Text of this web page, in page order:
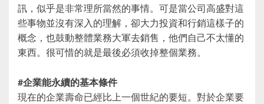
訊，似乎是非常理所當然的事情。可是當公司高盛對這
些事物並沒有深入的理解，卻大力投資和行銷這樣子的
概念，也鼓動整體業務大軍去銷售，他們自己不太懂的
東西。很可惜的就是最後必須收掉整個業務。
#企業能永續的基本條件
現在的企業壽命已經比上一個世紀的要短。對於企業要